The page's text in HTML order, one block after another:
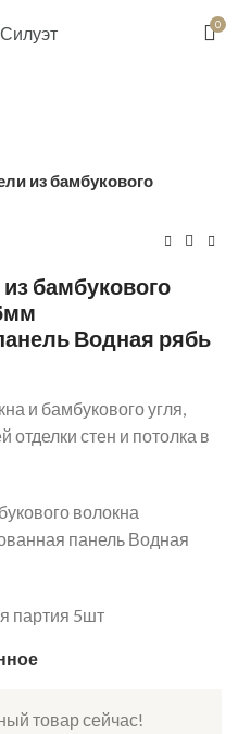
0
из бамбукового
бамбукового
Водная рябь
и бамбукового угля,
отделки стен и потолка в
волокна
панель Водная
партия 5шт
товар сейчас!
00-39